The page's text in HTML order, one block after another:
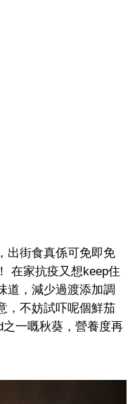
出街食真係可免即免
在家抗疫又想keep住
道，減少過渡添加調
，不妨試吓呢個鮮茄
一嘅秋葵，營養度再